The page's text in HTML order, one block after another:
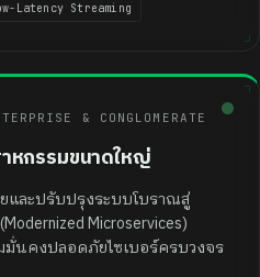
Latency Streaming
●
& CONGLOMERATE
หกรรมขนาดใหญ่
และปรับปรุงระบบโบราณสู่
Microservices)
มั่นคงปลอดภัยไซเบอร์ครบวงจร